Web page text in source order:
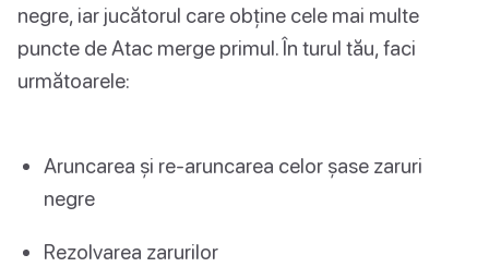
negre, iar jucătorul care obține cele mai multe
puncte de Atac merge primul. În turul tău, faci
următoarele:
Aruncarea și re-aruncarea celor șase zaruri
negre
Rezolvarea zarurilor